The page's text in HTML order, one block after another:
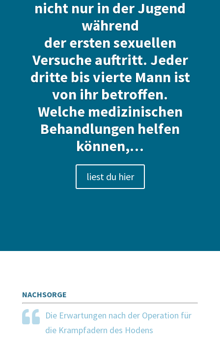
nicht nur in der Jugend
während
der ersten sexuellen
Versuche auftritt. Jeder
dritte bis vierte Mann ist
von ihr betroffen.
Welche medizinischen
Behandlungen helfen
können,…
liest du hier
NACHSORGE
Die Erwartungen nach der Operation für
die Krampfadern des Hodens